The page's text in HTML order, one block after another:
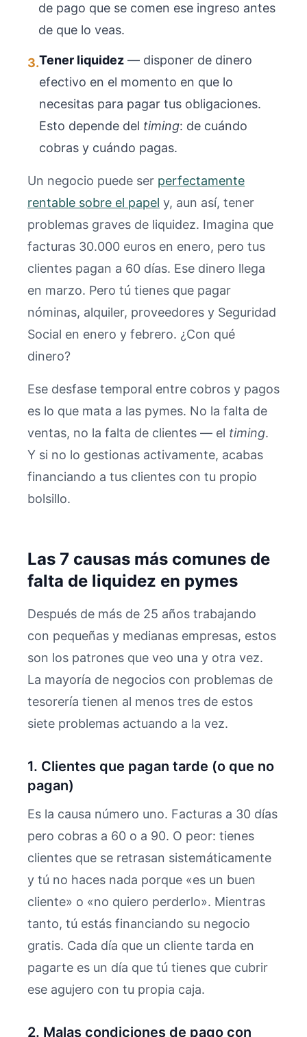
de pago que se comen ese ingreso antes
de que lo veas.
3.Tener liquidez — disponer de dinero
efectivo en el momento en que lo
necesitas para pagar tus obligaciones.
Esto depende del timing: de cuándo
cobras y cuándo pagas.
Un negocio puede ser perfectamente
rentable sobre el papel y, aun así, tener
problemas graves de liquidez. Imagina que
facturas 30.000 euros en enero, pero tus
clientes pagan a 60 días. Ese dinero llega
en marzo. Pero tú tienes que pagar
nóminas, alquiler, proveedores y Seguridad
Social en enero y febrero. ¿Con qué
dinero?
Ese desfase temporal entre cobros y pagos
es lo que mata a las pymes. No la falta de
ventas, no la falta de clientes — el timing.
Y si no lo gestionas activamente, acabas
financiando a tus clientes con tu propio
bolsillo.
Las 7 causas más comunes de
falta de liquidez en pymes
Después de más de 25 años trabajando
con pequeñas y medianas empresas, estos
son los patrones que veo una y otra vez.
La mayoría de negocios con problemas de
tesorería tienen al menos tres de estos
siete problemas actuando a la vez.
1. Clientes que pagan tarde (o que no
pagan)
Es la causa número uno. Facturas a 30 días
pero cobras a 60 o a 90. O peor: tienes
clientes que se retrasan sistemáticamente
y tú no haces nada porque «es un buen
cliente» o «no quiero perderlo». Mientras
tanto, tú estás financiando su negocio
gratis. Cada día que un cliente tarda en
pagarte es un día que tú tienes que cubrir
ese agujero con tu propia caja.
2. Malas condiciones de pago con